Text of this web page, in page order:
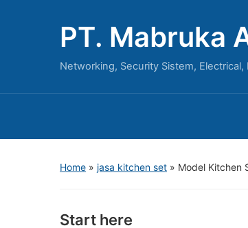
PT. Mabruka
Networking, Security Sistem,
Home » jasa kitchen set » Model Kitchen
Start here